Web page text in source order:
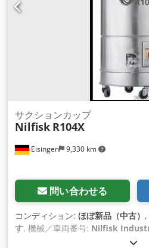
Eisingen 9,330 km
サクションカップ
Nilfisk R104X
問い合わせる
コンディション: ほぼ新品（中古）
す, 機械／車両番号: Nilfisk